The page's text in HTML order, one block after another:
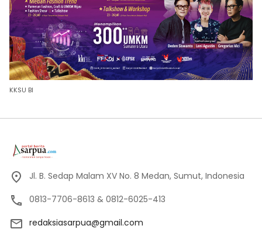
KKSU BI
Jl. B. Sedap Malam XV No. 8 Medan, Sumut, Indonesia
0813-7706-8613 & 0812-6025-413
redaksiasarpua@gmail.com